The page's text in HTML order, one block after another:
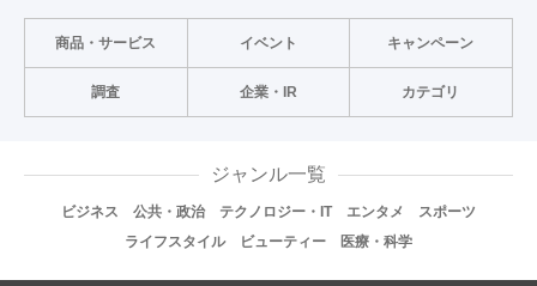
商品・サービス イベント キャンペーン
調査 企業・IR カテゴリ
ジャンル一覧
ビジネス 公共・政治 テクノロジー・IT エンタメ
スポーツ
ライフスタイル
ビューティー 医療・科学